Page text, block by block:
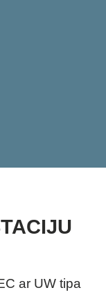
ar UW tipa